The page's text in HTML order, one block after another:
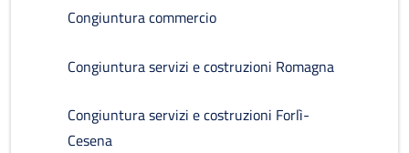
Congiuntura commercio
Congiuntura servizi e costruzioni Romagna
Congiuntura servizi e costruzioni Forlì-
Cesena